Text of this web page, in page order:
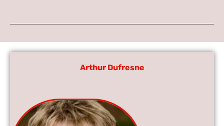
Arthur Dufresne